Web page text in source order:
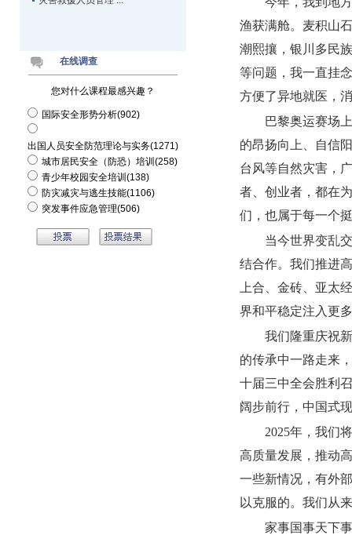
在线调查
您对什么课程最感兴趣？
国际安全形势分析(902)
出国人员安全防范理论与实务(1271)
城市居民安全（防恐）培训(258)
青少年校园安全培训(138)
防灾减灾与逃生技能(1106)
突发事件应急管理(506)
渔获满舱。麦积山
潮熙攘，银川多民
等问题，我一直挂
方便了异地就医，
巴黎奥运赛场
的昂扬向上、自信
台风等自然灾害，
者、创业者，都在
们，也属于每一个
当今世界变乱
结合作。我们推进
上合、金砖、亚太
界和平稳定注入更
我们隆重庆祝
的传承中一路走来
十届三中全会胜利
阔步前行，中国式
2025年，我们
高质量发展，推动
一些新情况，有外
以克服的。我们从
家事国事天下